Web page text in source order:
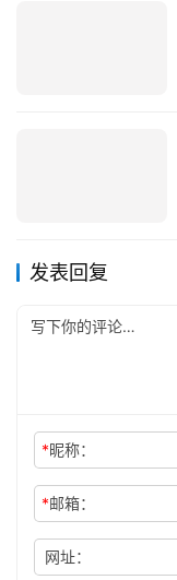
发表回复
*昵称：
*邮箱：
网址：